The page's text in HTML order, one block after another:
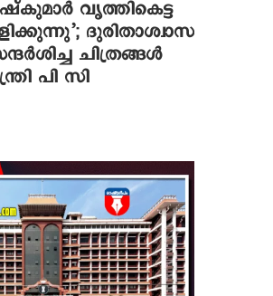
വൃത്തികെട്ട
ദുരിതാശ്വാസ
ചിത്രങ്ങള്‍
പി സി